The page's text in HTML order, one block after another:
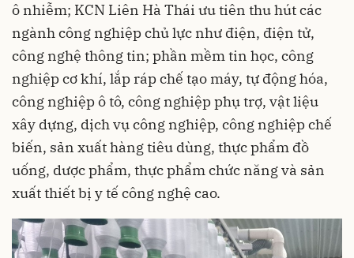
ô nhiễm; KCN Liên Hà Thái ưu tiên thu hút các
ngành công nghiệp chủ lực như điện, điện tử,
công nghệ thông tin; phần mềm tin học, công
nghiệp cơ khí, lắp ráp chế tạo máy, tự động hóa,
công nghiệp ô tô, công nghiệp phụ trợ, vật liệu
xây dựng, dịch vụ công nghiệp, công nghiệp chế
biến, sản xuất hàng tiêu dùng, thực phẩm đồ
uống, dược phẩm, thực phẩm chức năng và sản
xuất thiết bị y tế công nghệ cao.